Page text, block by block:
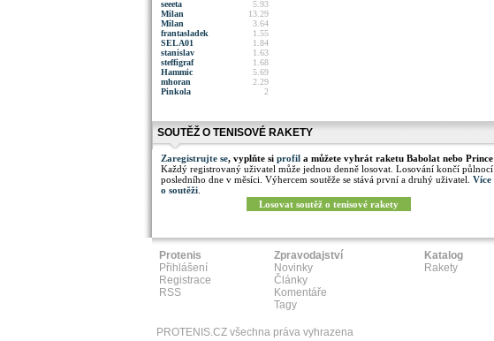
seeeta
5.93
Milan
13.29
Milan
3.64
frantasladek
1.55
SELA01
1.84
stanislav
1.63
steffigraf
1.68
Hammic
5.69
mhoran
2.29
Pinkola
2
SOUTĚŽ O TENISOVÉ RAKETY
Zaregistrujte se, vyplňte si profil a můžete vyhrát raketu Babolat nebo Prince
Každý registrovaný uživatel může jednou denně losovat. Losování končí půlnocí
posledního dne v měsíci. Výhercem soutěže se stává první a druhý uživatel. Více
o soutěži
Losovat soutěž o tenisové rakety
Protenis
Přihlášení
Registrace
RSS
Zpravodajství
Novinky
Články
Komentáře
Tagy
Katalog
Rakety
PROTENIS.CZ všechna práva vyhrazena